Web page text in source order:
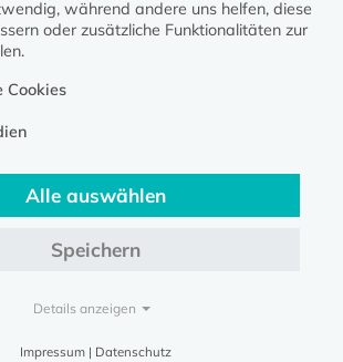
der Veranstaltungen
Datenschutz
in Mecklenburg-Vorpommern © 2026
während andere uns helfen, diese
oder zusätzliche Funktionalitäten zur
Cookies
Alle auswählen
Speichern
Details anzeigen
Impressum | Datenschutz